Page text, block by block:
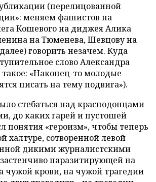
(перелицованной
меняем фашистов на
Кошевого на диджея Алика
на Тюменева, Шевцову на
говорить незачем. Куда
слово Александра
«Наконец-то молодые
писать на тему подвига»).
стебаться над краснодонцами
до каких гарей и пустошей
понятия «героизм», чтобы теперь
халтуре, сотворенной левой
дикими журналистскими
паразитирующей на
крови, на чужой трагедии